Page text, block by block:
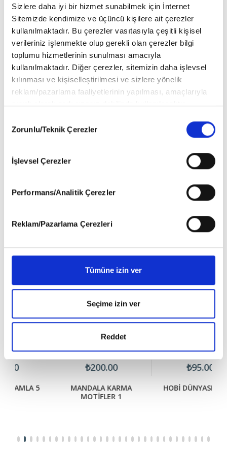
Sizlere daha iyi bir hizmet sunabilmek için İnternet
Sitemizde kendimize ve üçüncü kişilere ait çerezler
kullanılmaktadır. Bu çerezler vasıtasıyla çeşitli kişisel
verileriniz işlenmekte olup gerekli olan çerezler bilgi
toplumu hizmetlerinin sunulması amacıyla
kullanılmaktadır. Diğer çerezler, sitemizin daha işlevsel
kılınması ve kişiselleştirilmesi ve sizlere yönelik
reklam/pazarlama faaliyetlerinin yapılması, amaçlarıyla
sınırlı olarak açık rızanız dahilinde kullanılacaktır.
vasıtasıyla belirleyebilirsiniz. Çerezlere ilişkin detaylı bilgi
ziyaret edebilirsiniz.
6698 sayılı Kişisel Verilerin Korunması Kanunu uyarınca
okumak ve sitemizi ziyaretiniz kapsamında
gerçekleştirilen veri işleme faaliyetleri ile ilgili daha
Selection
Zorunlu/Teknik Çerezler
İşlevsel Çerezler
Performans/Analitik Çerezler
Reklam/Pazarlama Çerezleri
Tümüne izin ver
Seçime izin ver
Reddet
DEĞERLENDİRMELER
BU ÜRÜNLERE DE GÖZ AT
MANDALA KARMA
MOTİFLER 1
HOBİ DÜNYASI TIĞ İŞİ